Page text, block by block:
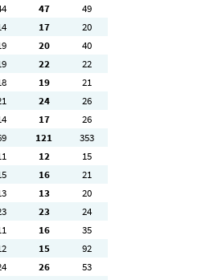
47
49
17
20
20
40
22
22
19
21
24
26
17
26
121
353
12
15
16
21
13
20
23
24
16
35
15
92
26
53